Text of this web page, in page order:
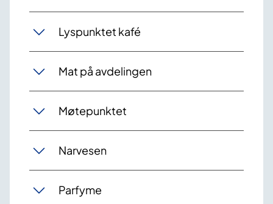
Lyspunktet kafé
Mat på avdelingen
Møtepunktet
Narvesen
Parfyme